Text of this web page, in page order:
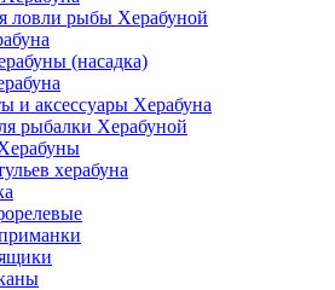
ловли рыбы Херабуной
(насадка)
и аксессуары Херабуна
рыбалки Херабуной
херабуна